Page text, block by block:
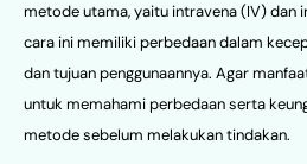
metode utama, yaitu intravena (IV) dan
cara ini memiliki perbedaan dalam
dan tujuan penggunaannya. Agar
untuk memahami perbedaan serta
metode sebelum melakukan tindakan.